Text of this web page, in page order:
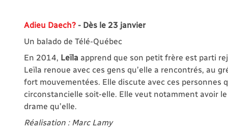
Adieu Daech? - Dès le 23 janvier
Un balado de Télé-Québec
En 2014, Leïla apprend que son petit frère est parti
Leïla renoue avec ces gens qu’elle a rencontrés, au
fort mouvementées. Elle discute avec ces
circonstancielle soit-elle. Elle veut notamment avoir
drame qu’elle.
Réalisation : Marc Lamy